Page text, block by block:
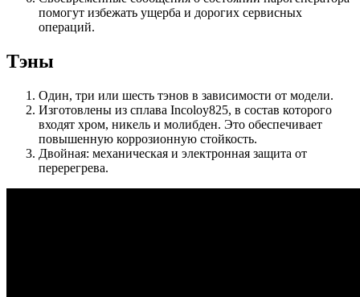
помогут избежать ущерба и дорогих сервисных
операций.
Тэны
Один, три или шесть тэнов в зависимости от модели.
Изготовлены из сплава Incoloy825, в состав которого
входят хром, никель и молибден. Это обеспечивает
повышенную коррозионную стойкость.
Двойная: механическая и электронная защита от
перерегрева.